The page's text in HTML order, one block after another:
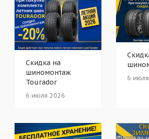
Скидка на
шиномонтаж
Tourador
6 июля 2026
6